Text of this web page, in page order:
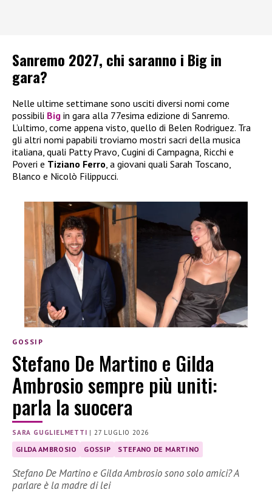
Sanremo 2027, chi saranno i Big in
gara?
Nelle ultime settimane sono usciti diversi nomi come
possibili Big in gara alla 77esima edizione di Sanremo.
L’ultimo, come appena visto, quello di Belen Rodriguez. Tra
gli altri nomi papabili troviamo mostri sacri della musica
italiana, quali Patty Pravo, Cugini di Campagna, Ricchi e
Poveri e Tiziano Ferro, a giovani quali Sarah Toscano,
Blanco e Nicolò Filippucci.
GOSSIP
Stefano De Martino e Gilda
Ambrosio sempre più uniti:
parla la suocera
SARA GUGLIELMETTI | 27 LUGLIO 2026
GILDA AMBROSIO GOSSIP STEFANO DE MARTINO
Stefano De Martino e Gilda Ambrosio sono solo amici? A
parlare è la madre di lei